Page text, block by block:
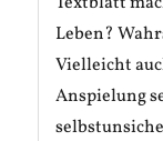
Leben?
Vielleicht
Anspielung